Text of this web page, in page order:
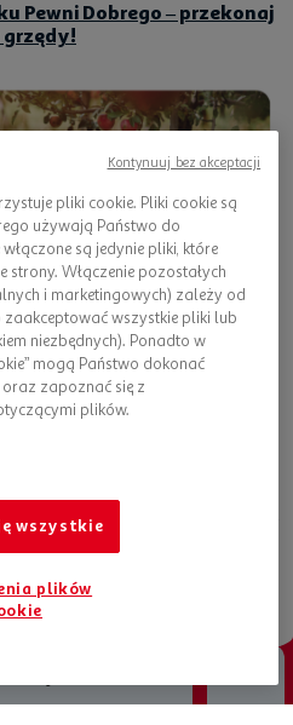
Pewni Dobrego – przekonaj
grzędy!
z Pewni Dobrego
okazja do budowania więzi
z odkrywania nowych smaków.
różnorodnych produktów,
i cieszenia się wspólnymi
Pewni Dobrego dostępne w
o dobrostan Twoich bliskich.
pliki cookie. Pliki cookie są
używają Państwo do
są jedynie pliki, które
Włączenie pozostałych
i marketingowych) zależy od
wszystkie pliki lub
niezbędnych). Ponadto w
mogą Państwo dokonać
zapoznać się z
plików.
wszystkie
plików
Kontynuuj bez akceptacji